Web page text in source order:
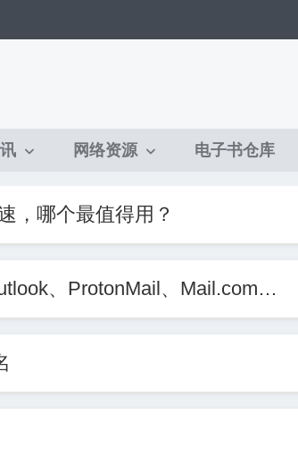
网络资源 电子书仓库
，哪个最值得用？
、ProtonMail、Mail.com…